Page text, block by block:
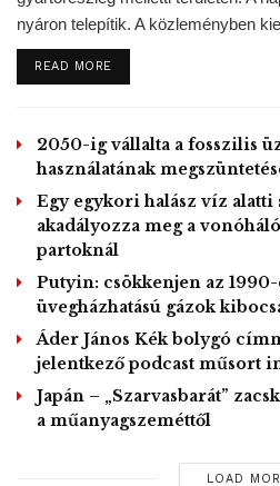
látogatható, a büfé és az
nyitva.
ideiglenes menetrendjéről a
www.gemenczrt.hu
Központ Facebook-oldalán
https://www.facebook.com/
lehet részletesen tájékozódni.
RÉSZLETES MENETREND ITT:
http://turizmus.gemenczrt.hu/wp-
content/uploads/sites/2/2020/05/
es.pdf
Fotó és tartalom: Baricz Árpád,
nyáron telepítik. A közleményben
READ MOREDETAILS
2050-ig vállalta a fosszilis
használatának
Egy egykori halász víz
akadályozza meg a
partoknál
Putyin: csökkenjen az 1990-
üvegházhatású gázok
Áder János Kék bolygó
jelentkező podcast műsort
Japán – „Szarvasbarát”
a műanyagszeméttől
LOAD